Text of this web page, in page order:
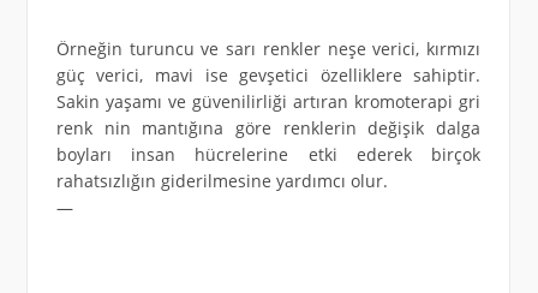
Örneğin turuncu ve sarı renkler neşe verici, kırmızı
güç verici, mavi ise gevşetici özelliklere sahiptir.
Sakin yaşamı ve güvenilirliği artıran kromoterapi gri
renk nin mantığına göre renklerin değişik dalga
boyları insan hücrelerine etki ederek birçok
rahatsızlığın giderilmesine yardımcı olur.
—